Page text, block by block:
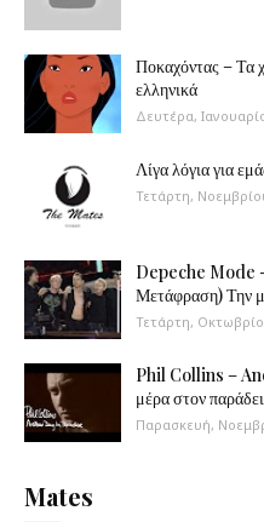
Ποκαχόντας – Τα
ελληνικά
Δευτέρα,
Λίγα λόγια για
Τετάρτη,
Depeche Mode
Μετάφραση) Την
Τετάρτη,
Phil Collins –
μέρα στον
Παρασκευή,
Mates